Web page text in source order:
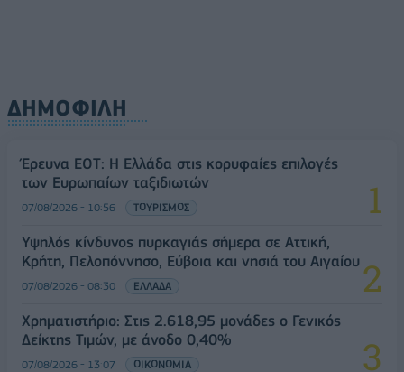
ΔΗΜΟΦΙΛΗ
Έρευνα ΕΟΤ: Η Ελλάδα στις κορυφαίες επιλογές
των Ευρωπαίων ταξιδιωτών
07/08/2026 - 10:56 ΤΟΥΡΙΣΜΟΣ
Υψηλός κίνδυνος πυρκαγιάς σήμερα σε Αττική,
Κρήτη, Πελοπόννησο, Εύβοια και νησιά του Αιγαίου
07/08/2026 - 08:30 ΕΛΛΑΔΑ
Χρηματιστήριο: Στις 2.618,95 μονάδες ο Γενικός
Δείκτης Τιμών, με άνοδο 0,40%
07/08/2026 - 13:07 ΟΙΚΟΝΟΜΙΑ